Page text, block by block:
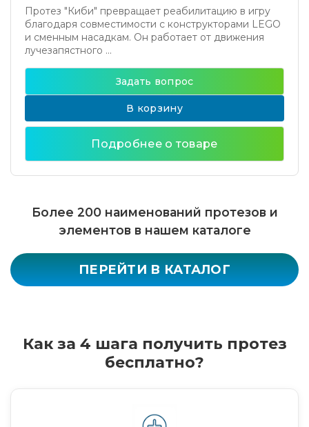
Протез "Киби" превращает реабилитацию в игру
благодаря совместимости с конструкторами LEGO
и сменным насадкам. Он работает от движения
лучезапястного ...
Задать вопрос
В корзину
Подробнее о товаре
Более 200 наименований протезов и
элементов в нашем каталоге
ПЕРЕЙТИ В КАТАЛОГ
Как за 4 шага получить протез
бесплатно?